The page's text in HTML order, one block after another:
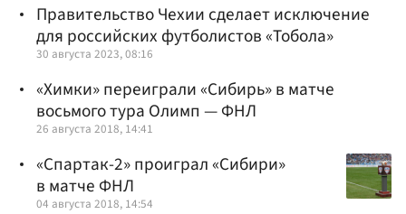
Правительство Чехии сделает исключение
для российских футболистов «Тобола»
30 августа 2023, 08:16
«Химки» переиграли «Сибирь» в матче
восьмого тура Олимп — ФНЛ
26 августа 2018, 14:41
«Спартак-2» проиграл «Сибири»
в матче ФНЛ
04 августа 2018, 14:54